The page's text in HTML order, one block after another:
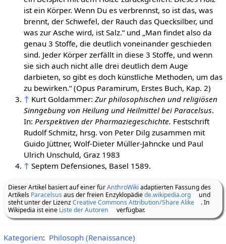
ist ein Körper. Wenn Du es verbrennst, so ist das, was
brennt, der Schwefel, der Rauch das Quecksilber, und
was zur Asche wird, ist Salz.“ und „Man findet also da
genau 3 Stoffe, die deutlich voneinander geschieden
sind. Jeder Körper zerfällt in diese 3 Stoffe, und wenn
sie sich auch nicht alle drei deutlich dem Auge
darbieten, so gibt es doch künstliche Methoden, um das
zu bewirken.“ (Opus Paramirum, Erstes Buch, Kap. 2)
↑ Kurt Goldammer: Zur philosophischen und religiösen
Sinngebung von Heilung und Heilmittel bei Paracelsus.
In: Perspektiven der Pharmaziegeschichte. Festschrift
Rudolf Schmitz, hrsg. von Peter Dilg zusammen mit
Guido Jüttner, Wolf-Dieter Müller-Jahncke und Paul
Ulrich Unschuld, Graz 1983
↑ Septem Defensiones, Basel 1589.
Dieser Artikel basiert auf einer fürAnthroWiki adaptierten Fassung des
Artikels Paracelsusaus der freien Enzyklopädiede.wikipedia.org
und
steht unter der LizenzCreative Commons Attribution/Share Alike
. In
Wikipedia ist eine Liste der Autoren verfügbar.
Kategorien: Philosoph (Renaissance)